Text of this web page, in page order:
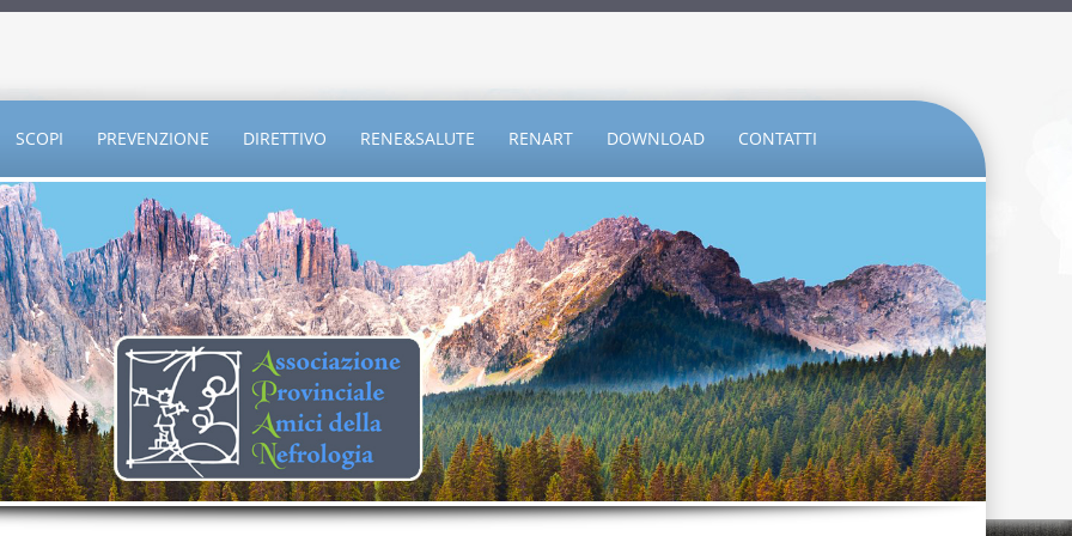
SCOPI PREVENZIONE DIRETTIVO RENE&SALUTE RENART DOWNLOAD CONTATTI